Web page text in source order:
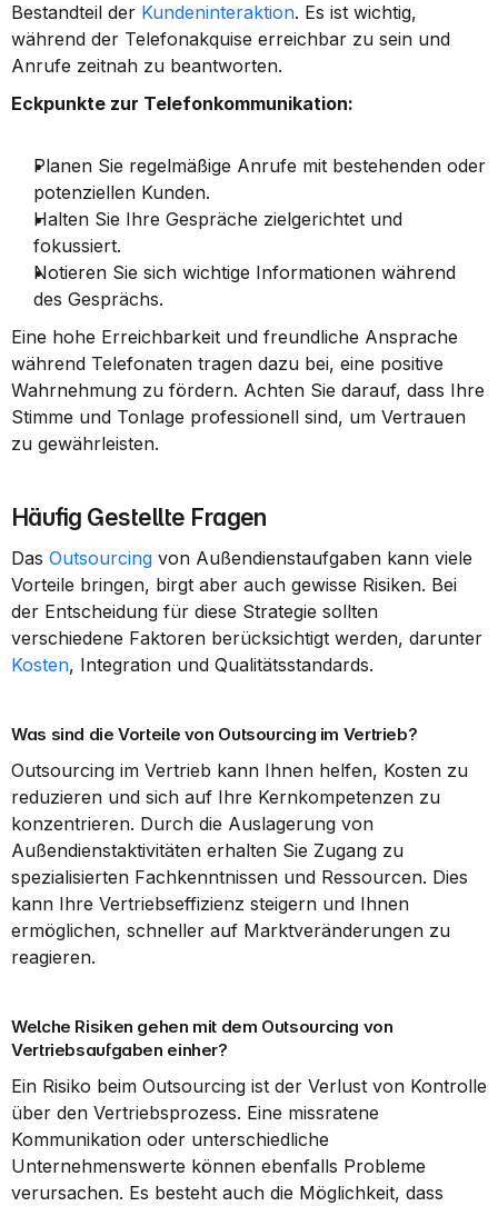
Bestandteil der Kundeninteraktion. Es ist wichtig,
während der Telefonakquise erreichbar zu sein und
Anrufe zeitnah zu beantworten.
Eckpunkte zur Telefonkommunikation:
Planen Sie regelmäßige Anrufe mit bestehenden oder
potenziellen Kunden.
Halten Sie Ihre Gespräche zielgerichtet und
fokussiert.
Notieren Sie sich wichtige Informationen während
des Gesprächs.
Eine hohe Erreichbarkeit und freundliche Ansprache
während Telefonaten tragen dazu bei, eine positive
Wahrnehmung zu fördern. Achten Sie darauf, dass Ihre
Stimme und Tonlage professionell sind, um Vertrauen
zu gewährleisten.
Häufig Gestellte Fragen
Das Outsourcing von Außendienstaufgaben kann viele
Vorteile bringen, birgt aber auch gewisse Risiken. Bei
der Entscheidung für diese Strategie sollten
Kosten, Integration und Qualitätsstandards.
Was sind die Vorteile von Outsourcing im Vertrieb?
Outsourcing im Vertrieb kann Ihnen helfen, Kosten zu
reduzieren und sich auf Ihre Kernkompetenzen zu
konzentrieren. Durch die Auslagerung von
Außendienstaktivitäten erhalten Sie Zugang zu
spezialisierten Fachkenntnissen und Ressourcen. Dies
kann Ihre Vertriebseffizienz steigern und Ihnen
ermöglichen, schneller auf Marktveränderungen zu
reagieren.
Welche Risiken gehen mit dem Outsourcing von
Vertriebsaufgaben einher?
Ein Risiko beim Outsourcing ist der Verlust von Kontrolle
über den Vertriebsprozess. Eine missratene
Kommunikation oder unterschiedliche
Unternehmenswerte können ebenfalls Probleme
verursachen. Es besteht auch die Möglichkeit, dass